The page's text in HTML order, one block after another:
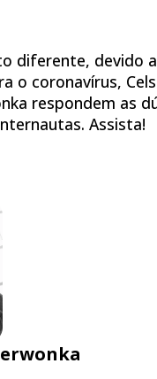
diferente, devido
o coronavírus,
respondem as
Assista!